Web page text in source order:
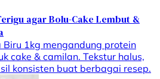
agar Bolu-Cake Lembut &
1kg mengandung protein
cake & camilan. Tekstur halus,
konsisten buat berbagai resep.